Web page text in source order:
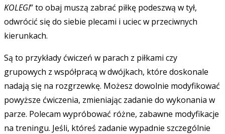
KOLEGI” to obaj muszą zabrać piłkę podeszwą w tył,
odwrócić się do siebie plecami i uciec w przeciwnych
kierunkach.
Są to przykłady ćwiczeń w parach z piłkami czy
grupowych z współpracą w dwójkach, które doskonale
nadają się na rozgrzewkę. Możesz dowolnie modyfikować
powyższe ćwiczenia, zmieniając zadanie do wykonania w
parze. Polecam wypróbować różne, zabawne modyfikacje
na treningu. Jeśli, któreś zadanie wypadnie szczególnie